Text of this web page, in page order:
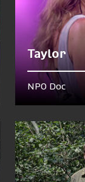
Taylor
NPO Doc